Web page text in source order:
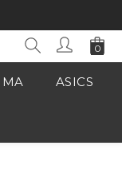
ASICS